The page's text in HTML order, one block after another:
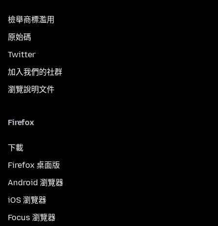
檢舉商標濫用
原始碼
Twitter
加入我們的社群
瀏覽說明文件
Firefox
下載
Firefox 桌面版
Android 瀏覽器
iOS 瀏覽器
Focus 瀏覽器